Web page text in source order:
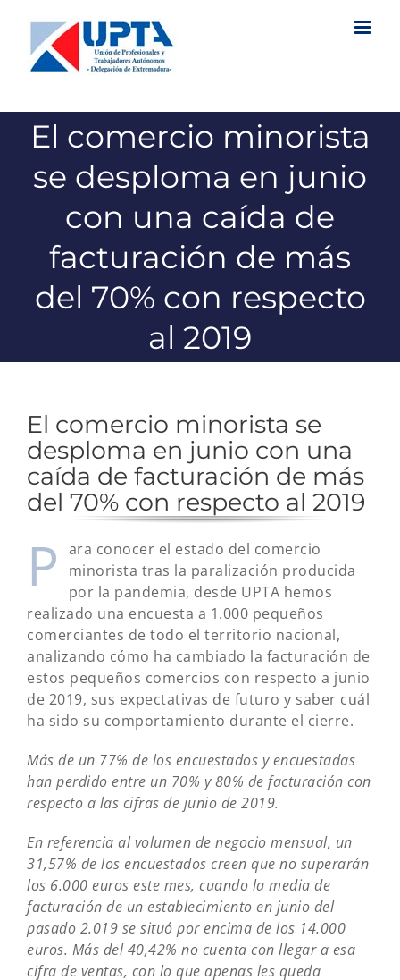
contenido
El comercio minorista
se desploma en junio
con una caída de
facturación de más
del 70% con respecto
al 2019
El comercio minorista se
desploma en junio con una
caída de facturación de más
del 70% con respecto al 2019
P
ara conocer el estado del comercio
minorista tras la paralización producida
por la pandemia, desde UPTA hemos
realizado una encuesta a 1.000 pequeños
comerciantes de todo el territorio nacional,
analizando cómo ha cambiado la facturación de
estos pequeños comercios con respecto a junio
de 2019, sus expectativas de futuro y saber cuál
ha sido su comportamiento durante el cierre.
Más de un 77% de los encuestados y encuestadas
han perdido entre un 70% y 80% de facturación con
respecto a las cifras de junio de 2019.
En referencia al volumen de negocio mensual, un
31,57% de los encuestados creen que no superarán
los 6.000 euros este mes, cuando la media de
facturación de un establecimiento en junio del
pasado 2.019 se situó por encima de los 14.000
euros. Más del 40,42% no cuenta con llegar a esa
cifra de ventas, con lo que apenas les queda